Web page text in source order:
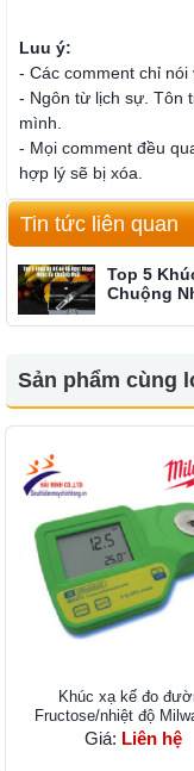
Luu ý:
- Các comment chỉ nói
- Ngôn từ lịch sự. Tôn
mình.
- Mọi comment đều
hợp lý sẽ bị xóa.
Tin tức liên quan
Top 5
Chuộng
Sản phẩm cùng
Khúc xạ kế đo
Fructose/nhiệt độ
MA872
Giá: Liên hệ